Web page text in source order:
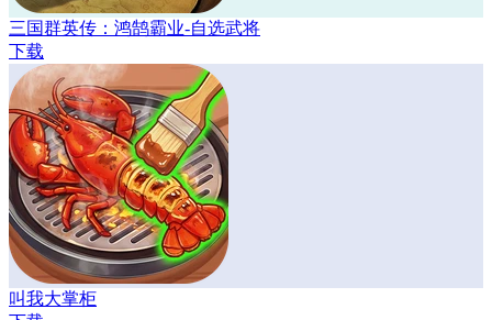
三国群英传：鸿鹄霸业-自选武将
下载
叫我大掌柜